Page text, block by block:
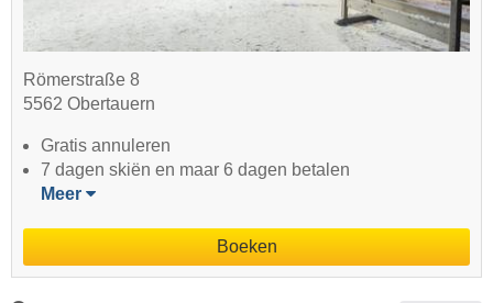
Römerstraße 8
5562 Obertauern
Gratis annuleren
7 dagen skiën en maar 6 dagen betalen
Meer
Boeken